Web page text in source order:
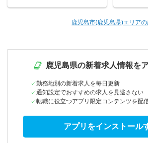
鹿児島市(鹿児島県)エリア
鹿児島県の新着求人情報を
勤務地別の新着求人を毎日更新
通知設定でおすすめの求人を見逃さない
転職に役立つアプリ限定コンテンツを配
アプリをインストール